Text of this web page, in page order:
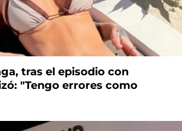
tras el episodio con
"Tengo errores como